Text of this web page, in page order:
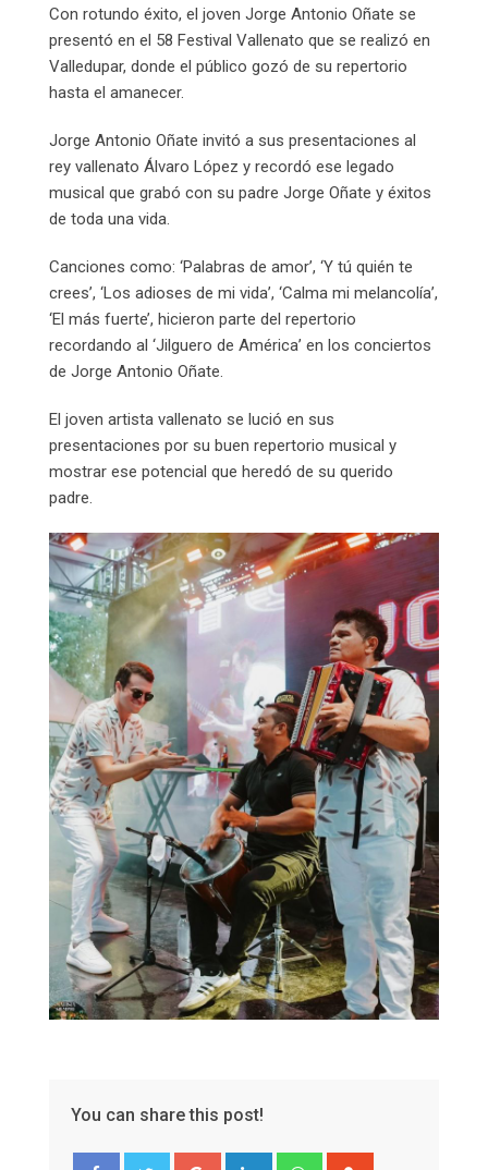
Con rotundo éxito, el joven Jorge Antonio Oñate se
presentó en el 58 Festival Vallenato que se realizó en
Valledupar, donde el público gozó de su repertorio
hasta el amanecer.
Jorge Antonio Oñate invitó a sus presentaciones al
rey vallenato Álvaro López y recordó ese legado
musical que grabó con su padre Jorge Oñate y éxitos
de toda una vida.
Canciones como: ‘Palabras de amor’, ‘Y tú quién te
crees’, ‘Los adioses de mi vida’, ‘Calma mi melancolía’,
‘El más fuerte’, hicieron parte del repertorio
recordando al ‘Jilguero de América’ en los conciertos
de Jorge Antonio Oñate.
El joven artista vallenato se lució en sus
presentaciones por su buen repertorio musical y
mostrar ese potencial que heredó de su querido
padre.
You can share this post!
Google+ LinkedIn Whatsapp